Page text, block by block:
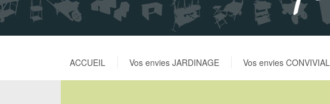
ACCUEIL Vos envies JARDINAGE Vos envies